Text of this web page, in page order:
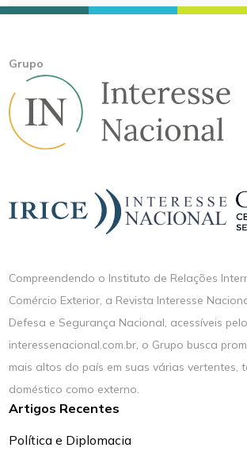
Grupo
Compreendendo o Instituto de Relações
Comércio Exterior, a Revista Interesse
Defesa e Segurança Nacional, acessíveis
interessenacional.com.br, o Grupo busca
mais altos do país em suas várias vertentes,
doméstico como externo.
Artigos Recentes
Política e Diplomacia